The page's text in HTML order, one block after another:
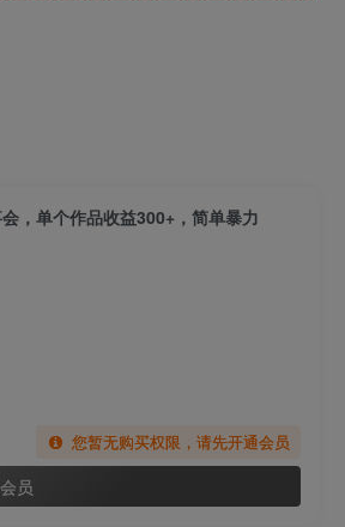
，单个作品收益300+，简单暴力
您暂无购买权限，请先开通会员
员